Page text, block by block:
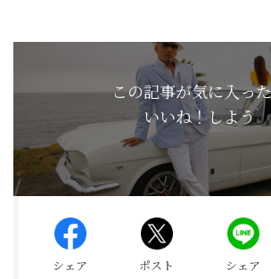
この記事が気に入っ
いいね！しよう
シェア ポスト シェア